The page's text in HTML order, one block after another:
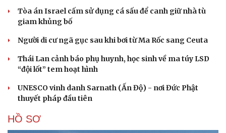
Tòa án Israel cấm sử dụng cá sấu để canh giữ nhà tù
giam khủng bố
Người di cư ngã gục sau khi bơi từ Ma Rốc sang Ceuta
Thái Lan cảnh báo phụ huynh, học sinh về ma túy LSD
“đội lốt” tem hoạt hình
UNESCO vinh danh Sarnath (Ấn Độ) - nơi Đức Phật
thuyết pháp đầu tiên
HỒ SƠ